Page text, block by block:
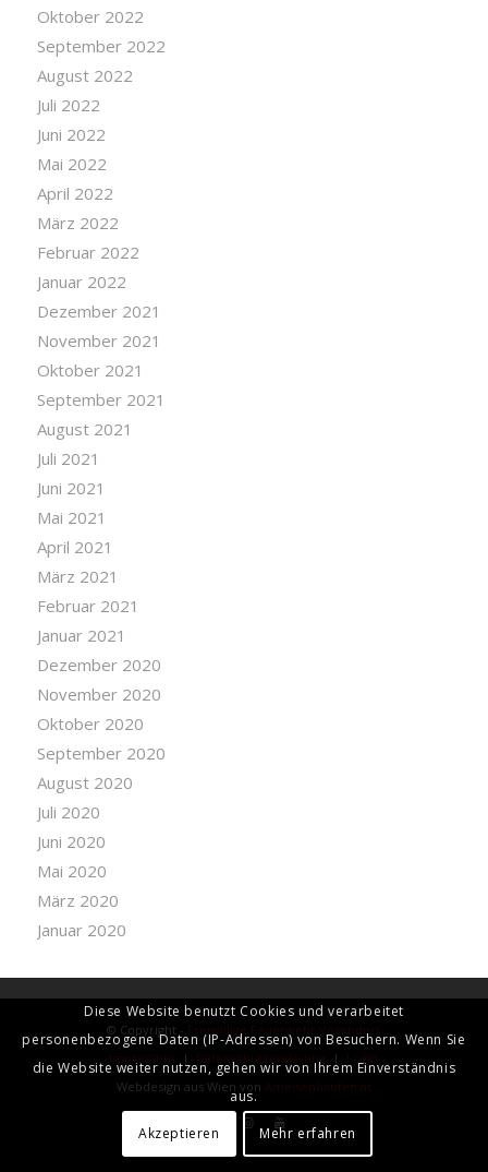
Oktober 2022
September 2022
August 2022
Juli 2022
Juni 2022
Mai 2022
April 2022
März 2022
Februar 2022
Januar 2022
Dezember 2021
November 2021
Oktober 2021
September 2021
August 2021
Juli 2021
Juni 2021
Mai 2021
April 2021
März 2021
Februar 2021
Januar 2021
Dezember 2020
November 2020
Oktober 2020
September 2020
August 2020
Juli 2020
Juni 2020
Mai 2020
März 2020
Januar 2020
© Copyright - Freiwillige Feuerwehr Vösendorf
Impressum
| Datenschutzerklärung | Login
Webdesign aus Wien von Ameisenhaufen.at
Diese Website benutzt Cookies und verarbeitet
personenbezogene Daten (IP-Adressen) von Besuchern. Wenn Sie
die Website weiter nutzen, gehen wir von Ihrem Einverständnis
aus.
Akzeptieren Mehr erfahren